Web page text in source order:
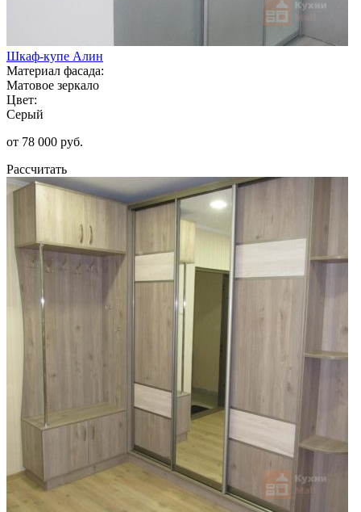
Шкаф-купе Алин
Материал фасада:
Матовое зеркало
Цвет:
Серый
от 78 000 руб.
Рассчитать